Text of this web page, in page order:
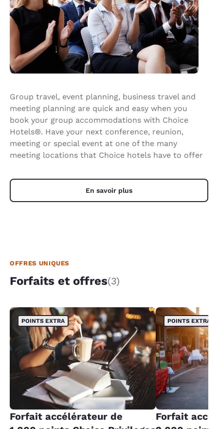
Group travel, event planning, business travel and
meeting planning are quick and easy when you
book your group accommodations with Choice
Hotels®. Have your next conference, reunion,
meeting or special event at one of the many
meeting locations that Choice hotels have to offer
En savoir plus
OFFRES UNIQUES
Forfaits et offres(3)
POINTS EXTRA
Forfait accélérateur de
POINTS EXTRA
Forfait